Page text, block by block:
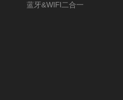
蓝牙&WIFI二合一